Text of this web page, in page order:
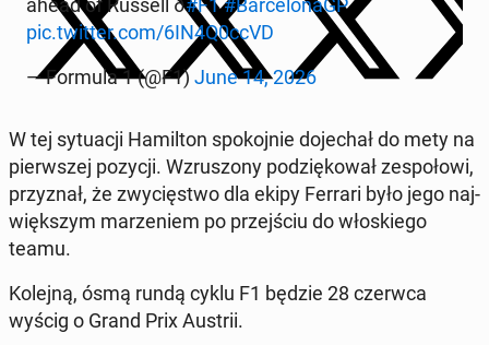
ahead of Russell ð#F1#Bar­ce­lo­naGP
pic.twitter.com/6IN4Q0ccVD
— Formula 1 (@F1) June 14, 2026
W tej sy­tu­acji Ha­mil­ton spo­koj­nie do­je­chał do mety na
pierw­szej pozycji. Wzru­szo­ny po­dzię­ko­wał ze­spo­ło­wi,
przy­znał, że zwy­cię­stwo dla ekipy Ferrari było jego naj­
więk­szym ma­rze­niem po przej­ściu do wło­skie­go
teamu.
Kolejną, ósmą rundą cyklu F1 będzie 28 czerwca
wyścig o Grand Prix Austrii.